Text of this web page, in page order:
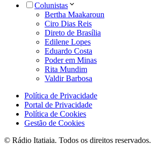
Colunistas
Bertha Maakaroun
Ciro Dias Reis
Direto de Brasília
Edilene Lopes
Eduardo Costa
Poder em Minas
Rita Mundim
Valdir Barbosa
Política de Privacidade
Portal de Privacidade
Política de Cookies
Gestão de Cookies
© Rádio Itatiaia. Todos os direitos reservados.